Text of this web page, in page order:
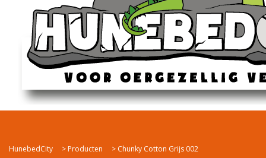
HunebedCity > Producten > Chunky Cotton Grijs 002